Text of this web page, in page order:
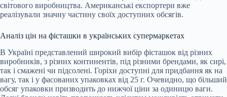
світового виробництва. Американські експортери вже
реалізували значну частину своїх доступних обсягів.
Аналіз цін на фісташки в українських супермаркетах
В Україні представлений широкий вибір фісташок від різних
виробників, з різних континентів, під різними брендами, як сирі,
так і смажені чи підсолені. Горіхи доступні для придбання як на
вагу, так і у фасованих упаковках від 25 г. Очевидно, що більший
обсяг упаковки призводить до нижчої ціни за одиницю ваги.